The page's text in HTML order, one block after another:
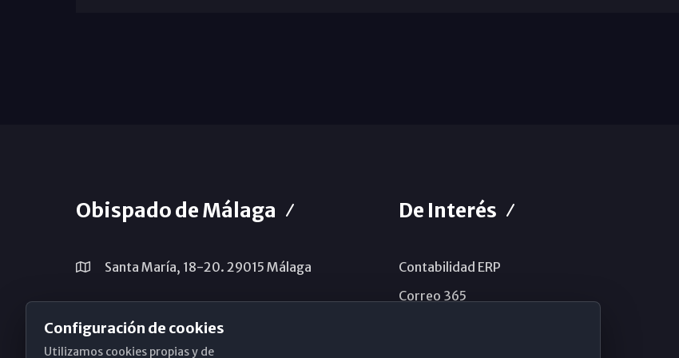
Obispado de Málaga
Santa María, 18-20. 29015 Málaga
(+34) 952 224 386
obispado@diocesismalaga.es
De Interés
Contabilidad ERP
Correo 365
Configuración de cookies
Utilizamos cookies propias y de